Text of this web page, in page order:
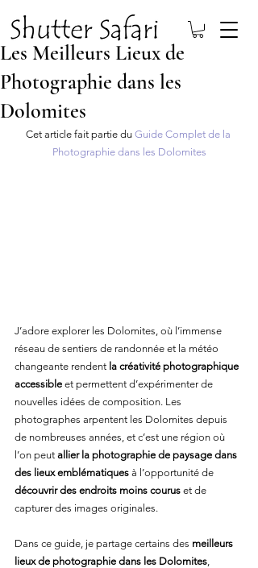
Les Meilleurs Lieux de
Photographie dans les
Dolomites
Cet article fait partie du Guide Complet de la
Photographie dans les Dolomites
J’adore explorer les Dolomites, où l’immense
réseau de sentiers de randonnée et la météo
changeante rendent la créativité photographique
accessible et permettent d’expérimenter de
nouvelles idées de composition. Les
photographes arpentent les Dolomites depuis
de nombreuses années, et c’est une région où
l’on peut allier la photographie de paysage dans
des lieux emblématiques à l’opportunité de
découvrir des endroits moins courus et de
capturer des images originales.
Dans ce guide, je partage certains des meilleurs
lieux de photographie dans les Dolomites